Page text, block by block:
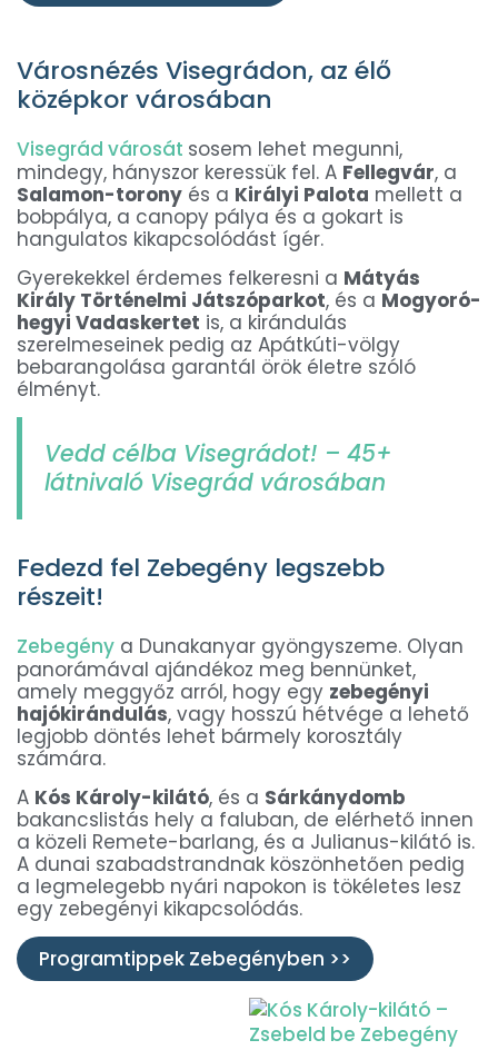
Városnézés Visegrádon, az élő
középkor városában
Visegrád városát sosem lehet megunni,
mindegy, hányszor keressük fel. A Fellegvár, a
Salamon-torony és a Királyi Palota mellett a
bobpálya, a canopy pálya és a gokart is
hangulatos kikapcsolódást ígér.
Gyerekekkel érdemes felkeresni a Mátyás
Király Történelmi Játszóparkot, és a Mogyoró-
hegyi Vadaskertet is, a kirándulás
szerelmeseinek pedig az Apátkúti-völgy
bebarangolása garantál örök életre szóló
élményt.
Vedd célba Visegrádot! – 45+
látnivaló Visegrád városában
Fedezd fel Zebegény legszebb
részeit!
Zebegény a Dunakanyar gyöngyszeme. Olyan
panorámával ajándékoz meg bennünket,
amely meggyőz arról, hogy egy zebegényi
hajókirándulás, vagy hosszú hétvége a lehető
legjobb döntés lehet bármely korosztály
számára.
A Kós Károly-kilátó, és a Sárkánydomb
bakancslistás hely a faluban, de elérhető innen
a közeli Remete-barlang, és a Julianus-kilátó is.
A dunai szabadstrandnak köszönhetően pedig
a legmelegebb nyári napokon is tökéletes lesz
egy zebegényi kikapcsolódás.
Programtippek Zebegényben >>